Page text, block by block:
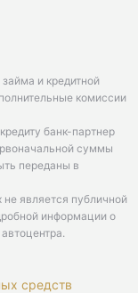
и кредитной
комиссии
банк-партнер
суммы
переданы в
является публичной
информации о
средств